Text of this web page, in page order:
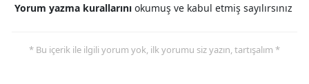
Mardin
Yorum yazma kurallarını okumuş ve kabul etmiş sayılırsınız
* Bu içerik ile ilgili yorum yok, ilk yorumu siz yazın, tartışalım *